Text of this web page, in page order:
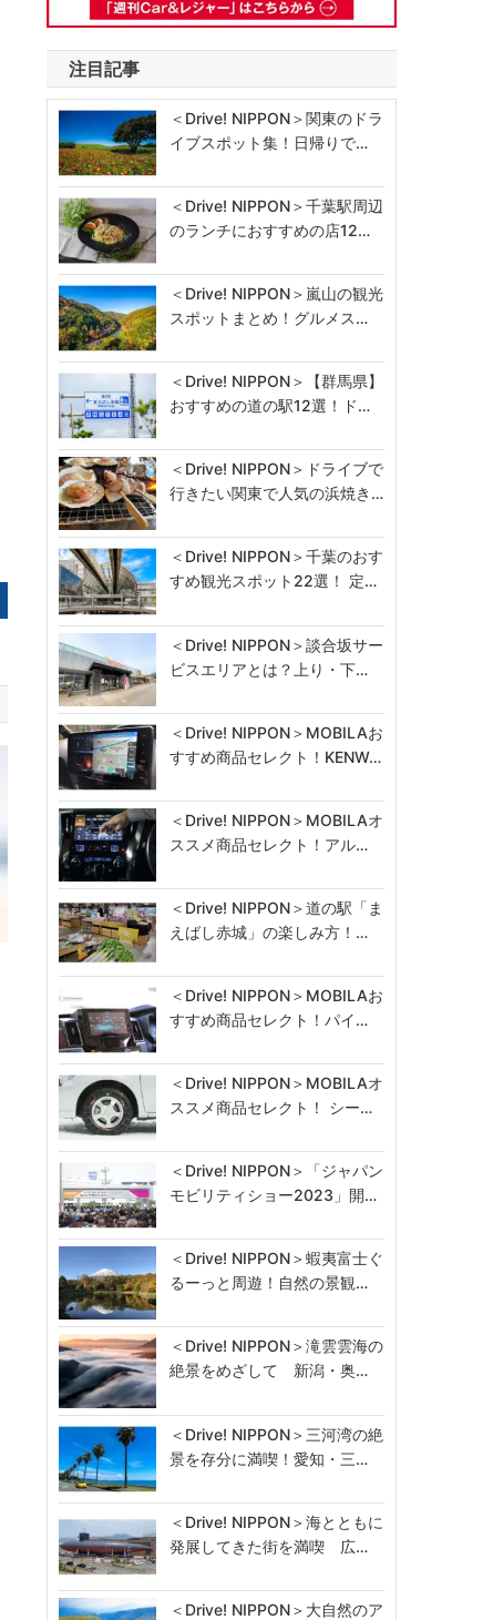
注目記事
＜Drive! NIPPON＞関東のドラ
イブスポット集！日帰りで…
＜Drive! NIPPON＞千葉駅周辺
のランチにおすすめの店12…
＜Drive! NIPPON＞嵐山の観光
スポットまとめ！グルメス…
＜Drive! NIPPON＞【群馬県】
おすすめの道の駅12選！ド…
＜Drive! NIPPON＞ドライブで
行きたい関東で人気の浜焼き…
＜Drive! NIPPON＞千葉のおす
すめ観光スポット22選！ 定…
＜Drive! NIPPON＞談合坂サー
ビスエリアとは？上り・下…
＜Drive! NIPPON＞MOBILAお
すすめ商品セレクト！KENW…
＜Drive! NIPPON＞MOBILAオ
ススメ商品セレクト！アル…
＜Drive! NIPPON＞道の駅「ま
えばし赤城」の楽しみ方！…
＜Drive! NIPPON＞MOBILAお
すすめ商品セレクト！パイ…
＜Drive! NIPPON＞MOBILAオ
ススメ商品セレクト！ シー…
＜Drive! NIPPON＞「ジャパン
モビリティショー2023」開…
＜Drive! NIPPON＞蝦夷富士ぐ
るーっと周遊！自然の景観…
＜Drive! NIPPON＞滝雲雲海の
絶景をめざして 新潟・奥…
＜Drive! NIPPON＞三河湾の絶
景を存分に満喫！愛知・三…
＜Drive! NIPPON＞海とともに
発展してきた街を満喫 広…
＜Drive! NIPPON＞大自然のア